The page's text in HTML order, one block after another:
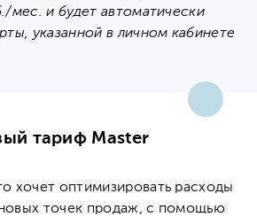
мес. и будет автоматически
указанной в личном кабинете
тариф Master
хочет оптимизировать расходы
точек продаж, с помощью